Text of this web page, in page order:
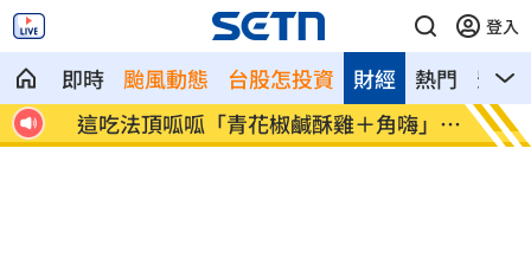
登入
即時 颱風動態 台股怎投資 熱門 影音
財經
鎮
這吃法頂呱呱「青花椒鹹酥雞＋角嗨」開
賣
韓股